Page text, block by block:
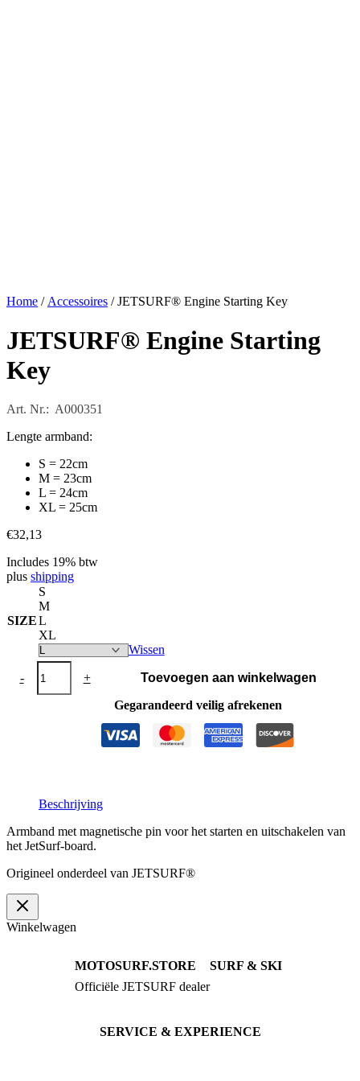
Home / Accessoires / JETSURF® Engine Starting Key
JETSURF® Engine Starting
Key
Art. Nr.: A000351
Lengte armband:
S = 22cm
M = 23cm
L = 24cm
XL = 25cm
€32,13
Includes 19% btw
plus shipping
SIZE
S
M
L
XL
Wissen
-
JETSURF®
Engine
Starting
+
Toevoegen aan winkelwagen
Gegarandeerd veilig afrekenen
Beschrijving
Armband met magnetische pin voor het starten en uitschakelen van
het JetSurf-board.
Origineel onderdeel van JETSURF®
Winkelwagen
MOTOSURF.STORE
Officiële JETSURF dealer
SURF & SKI
JETSURF Boards
SERVICE & EXPERIENCE